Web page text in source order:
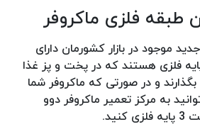
موجود در بازار کشورمان دارای
فلزی یا همان 3 پایه فلزی هستند که در پخت و پز غذا
و در صورتی که ماکروفر شما
می‌توانید به مرکز تعمیر ماکروفر دوو